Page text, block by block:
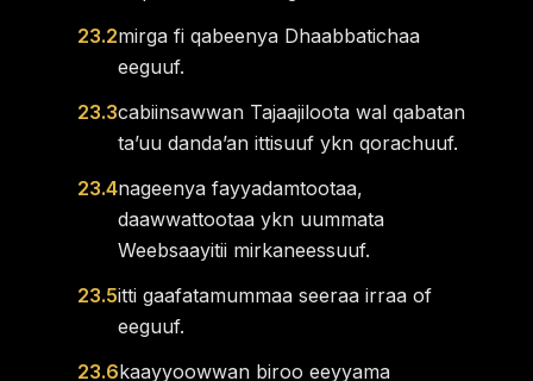
23.2mirga fi qabeenya Dhaabbatichaa
eeguuf.
23.3cabiinsawwan Tajaajiloota wal qabatan
taʼuu dandaʼan ittisuuf ykn qorachuuf.
23.4nageenya fayyadamtootaa,
daawwattootaa ykn uummata
Weebsaayitii mirkaneessuuf.
23.5itti gaafatamummaa seeraa irraa of
eeguuf.
23.6kaayyoowwan biroo eeyyama